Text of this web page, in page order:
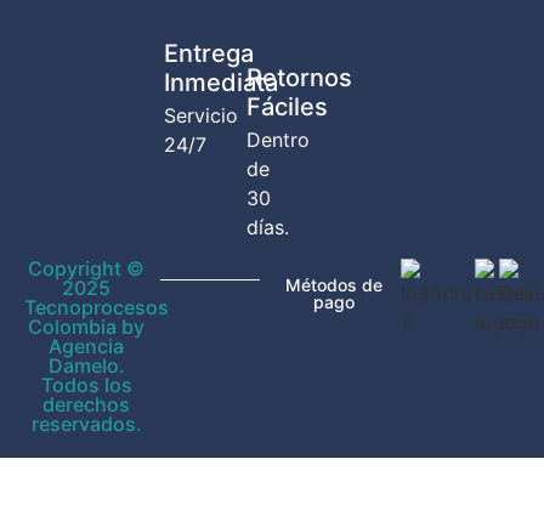
Entrega
Inmediata
Servicio
24/7
Retornos
Fáciles
Dentro
de
30
días.
Copyright ©
2025
Tecnoprocesos
Colombia by
Agencia
Damelo.
Todos los
derechos
reservados.
Métodos de
pago